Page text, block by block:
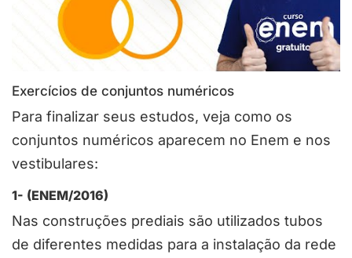
Exercícios de conjuntos numéricos
Para finalizar seus estudos, veja como os
conjuntos numéricos aparecem no Enem e nos
vestibulares:
1- (ENEM/2016)
Nas construções prediais são utilizados tubos
de diferentes medidas para a instalação da rede